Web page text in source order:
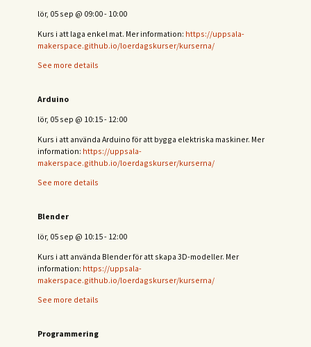
lör, 05 sep @ 09:00- 10:00
Kurs i att laga enkel mat. Mer information: https://uppsala-
makerspace.github.io/loerdagskurser/kurserna/
See more details
Arduino
lör, 05 sep @ 10:15- 12:00
Kurs i att använda Arduino för att bygga elektriska maskiner. Mer
information: https://uppsala-
makerspace.github.io/loerdagskurser/kurserna/
See more details
Blender
lör, 05 sep @ 10:15- 12:00
Kurs i att använda Blender för att skapa 3D-modeller. Mer
information: https://uppsala-
makerspace.github.io/loerdagskurser/kurserna/
See more details
Programmering